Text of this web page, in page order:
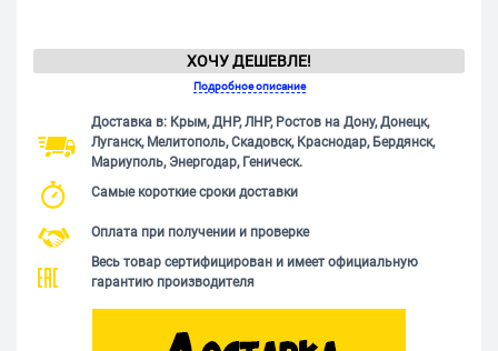
ХОЧУ ДЕШЕВЛЕ!
Подробное описание
Доставка в: Крым, ДНР, ЛНР, Ростов на Дону, Донецк,
Луганск, Мелитополь, Скадовск, Краснодар, Бердянск,
Мариуполь, Энергодар, Геническ.
Самые короткие сроки доставки
Оплата при получении и проверке
Весь товар сертифицирован и имеет официальную
гарантию производителя